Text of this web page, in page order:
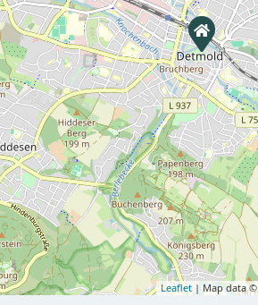
Leaflet | Map data ©